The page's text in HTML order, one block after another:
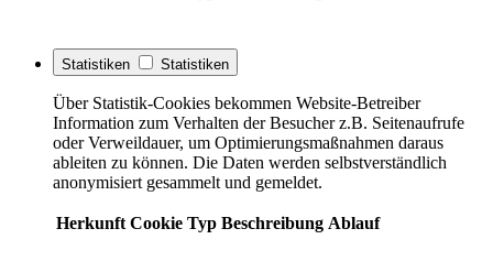
Statistiken Statistiken
Über Statistik-Cookies bekommen Website-Betreiber
Information zum Verhalten der Besucher z.B. Seitenaufrufe
oder Verweildauer, um Optimierungsmaßnahmen daraus
ableiten zu können. Die Daten werden selbstverständlich
anonymisiert gesammelt und gemeldet.
Herkunft Cookie Typ Beschreibung Ablauf